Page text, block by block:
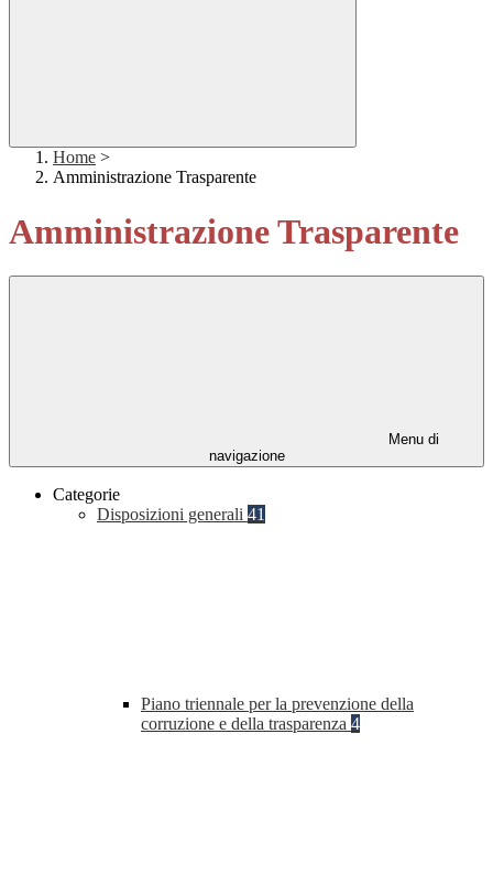
Home >
Amministrazione Trasparente
Amministrazione Trasparente
Menu di
navigazione
Categorie
Disposizioni generali 41
Piano triennale per la prevenzione della
corruzione e della trasparenza 4